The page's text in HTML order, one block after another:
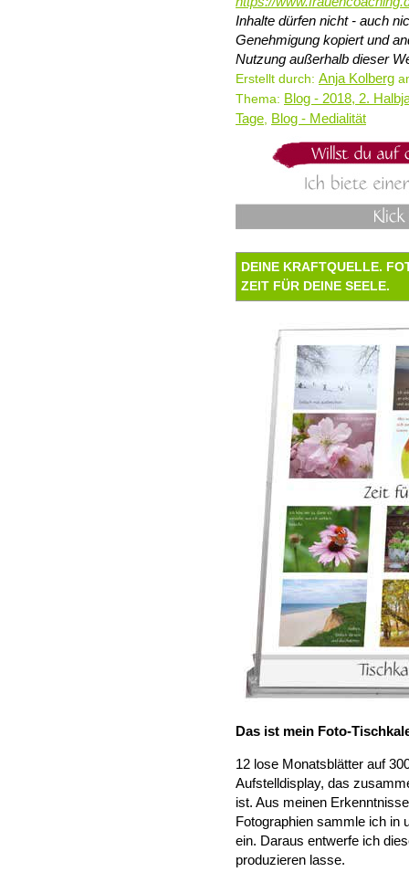
Inhalte dürfen nicht - auch
Genehmigung kopiert und
Nutzung außerhalb dieser
Erstellt durch: Anja Kolberg
Thema: Blog - 2018, 2.
Tage Blog - Medialität
DEINE KRAFTQUELLE.
ZEIT FÜR DEINE SEELE.
Das ist mein Foto-
12 lose Monatsblätter auf
Aufstelldisplay, das
ist. Aus meinen
Fotographien sammle ich in
ein. Daraus entwerfe ich
produzieren lasse.